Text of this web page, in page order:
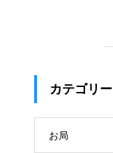
カテゴリー
お局